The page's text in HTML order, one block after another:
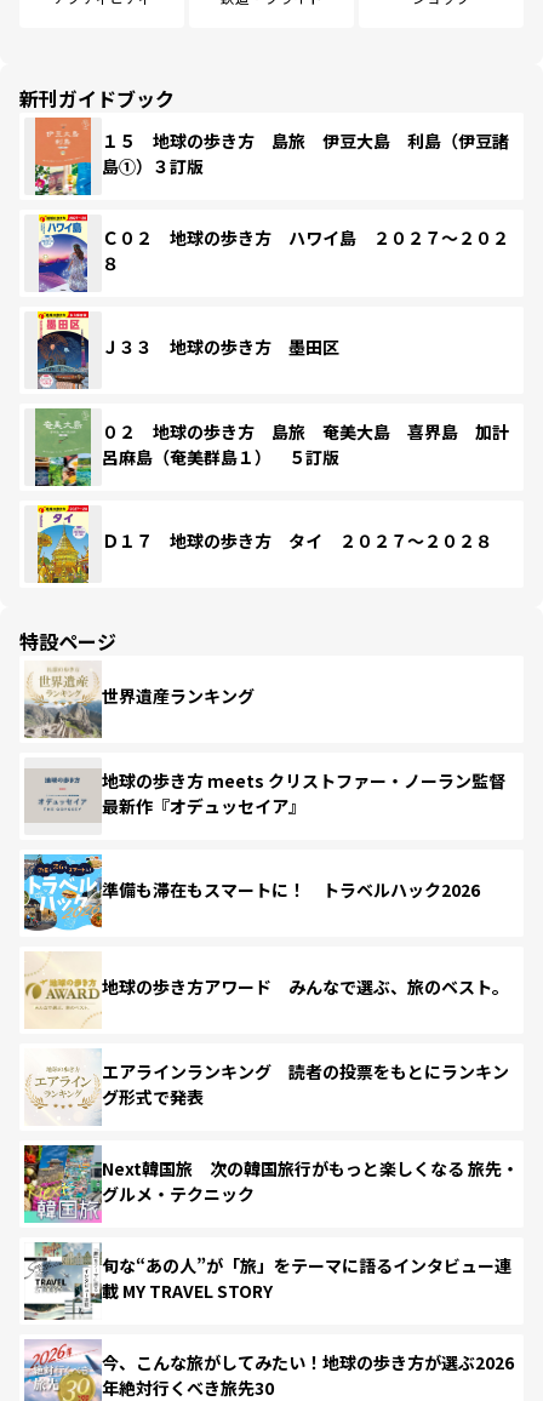
新刊ガイドブック
１５ 地球の歩き方 島旅 伊豆大島 利島（伊豆諸
島①）３訂版
Ｃ０２ 地球の歩き方 ハワイ島 ２０２７～２０２
８
Ｊ３３ 地球の歩き方 墨田区
０２ 地球の歩き方 島旅 奄美大島 喜界島 加計
呂麻島（奄美群島１） ５訂版
Ｄ１７ 地球の歩き方 タイ ２０２７～２０２８
特設ページ
世界遺産ランキング
地球の歩き方 meets クリストファー・ノーラン監督
最新作『オデュッセイア』
準備も滞在もスマートに！ トラベルハック2026
地球の歩き方アワード みんなで選ぶ、旅のベスト。
エアラインランキング 読者の投票をもとにランキン
グ形式で発表
Next韓国旅 次の韓国旅行がもっと楽しくなる 旅先・
グルメ・テクニック
旬な“あの人”が「旅」をテーマに語るインタビュー連
載 MY TRAVEL STORY
今、こんな旅がしてみたい！地球の歩き方が選ぶ2026
年絶対行くべき旅先30